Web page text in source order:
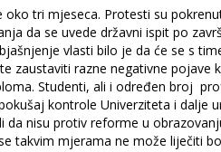
tri mjeseca. Protesti su
da se uvede državni ispit po
vlasti bilo je da će se s
zaustaviti razne negativne pojave
Studenti, ali i određen broj
kontrole Univerziteta i dalje
da nisu protiv reforme u
takvim mjerama ne može liječiti